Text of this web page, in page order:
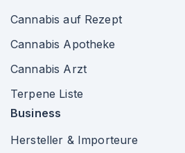
Cannabis auf Rezept
Cannabis Apotheke
Cannabis Arzt
Terpene Liste
Business
Hersteller & Importeure